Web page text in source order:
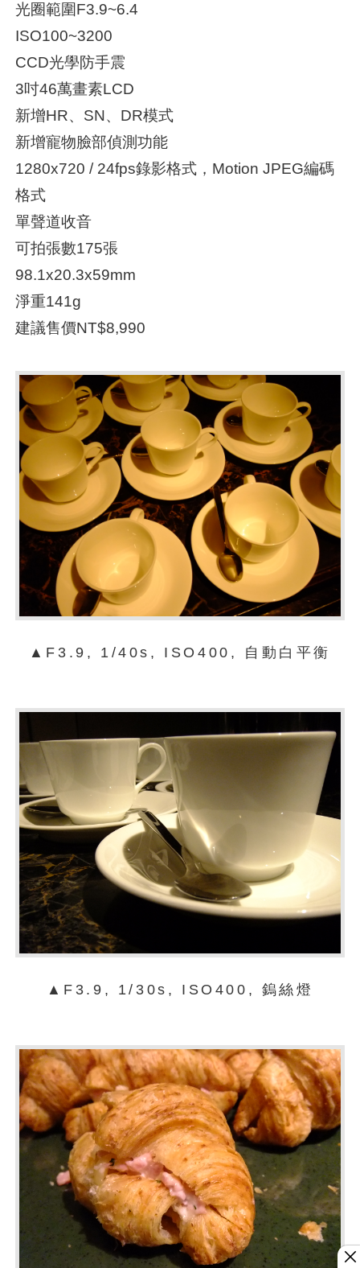
光圈範圍F3.9~6.4
ISO100~3200
CCD光學防手震
3吋46萬畫素LCD
新增HR、SN、DR模式
新增寵物臉部偵測功能
1280x720 / 24fps錄影格式，Motion JPEG編碼
格式
單聲道收音
可拍張數175張
98.1x20.3x59mm
淨重141g
建議售價NT$8,990
▲F3.9, 1/40s, ISO400, 自動白平衡
▲F3.9, 1/30s, ISO400, 鎢絲燈